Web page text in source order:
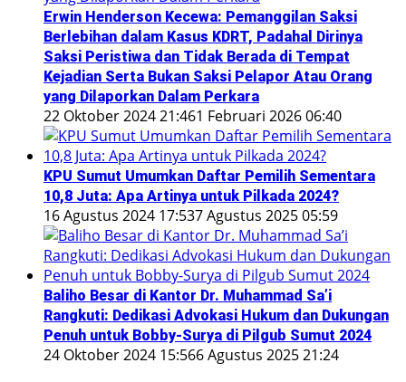
Erwin Henderson Kecewa: Pemanggilan Saksi
Berlebihan dalam Kasus KDRT, Padahal Dirinya
Saksi Peristiwa dan Tidak Berada di Tempat
Kejadian Serta Bukan Saksi Pelapor Atau Orang
yang Dilaporkan Dalam Perkara
22 Oktober 2024 21:461 Februari 2026 06:40
KPU Sumut Umumkan Daftar Pemilih Sementara
10,8 Juta: Apa Artinya untuk Pilkada 2024?
16 Agustus 2024 17:537 Agustus 2025 05:59
Baliho Besar di Kantor Dr. Muhammad Sa’i
Rangkuti: Dedikasi Advokasi Hukum dan Dukungan
Penuh untuk Bobby-Surya di Pilgub Sumut 2024
24 Oktober 2024 15:566 Agustus 2025 21:24